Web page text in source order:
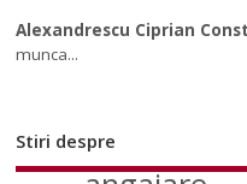
Alexandrescu Ciprian
munca...
Stiri despre